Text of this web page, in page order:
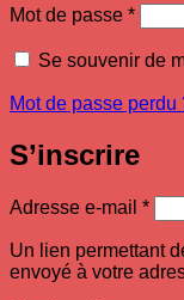
Mot de passe *
Se souvenir de
Mot de passe perdu
S’inscrire
Adresse e-mail *
Un lien permettant
envoyé à votre